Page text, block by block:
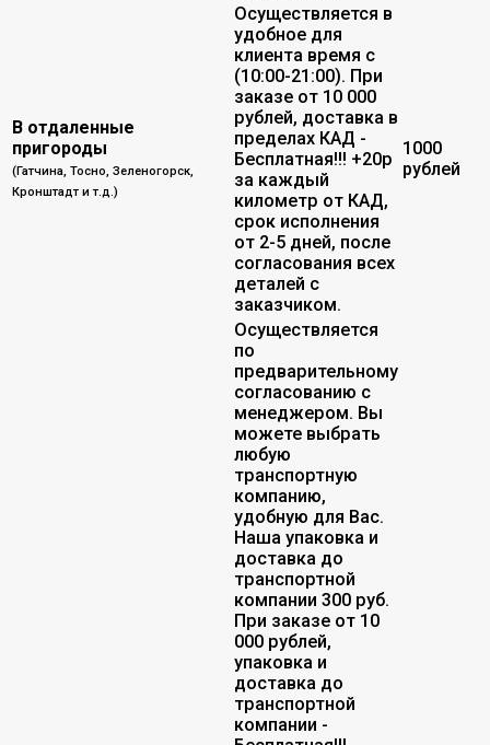
В отдаленные
пригороды
(Гатчина, Тосно, Зеленогорск,
Кронштадт и т.д.)
Осуществляется в
удобное для
клиента время с
(10:00-21:00). При
заказе от 10 000
рублей, доставка в
пределах КАД -
Бесплатная!!! +20р
за каждый
километр от КАД,
срок исполнения
от 2-5 дней, после
согласования всех
деталей с
заказчиком.
1000
рублей
Осуществляется
по
предварительному
согласованию с
менеджером. Вы
можете выбрать
любую
транспортную
компанию,
удобную для Вас.
Наша упаковка и
доставка до
транспортной
компании 300 руб.
При заказе от 10
000 рублей,
упаковка и
доставка до
транспортной
компании -